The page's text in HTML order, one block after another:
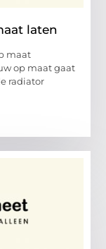
laten
maat
op maat gaat
radiator